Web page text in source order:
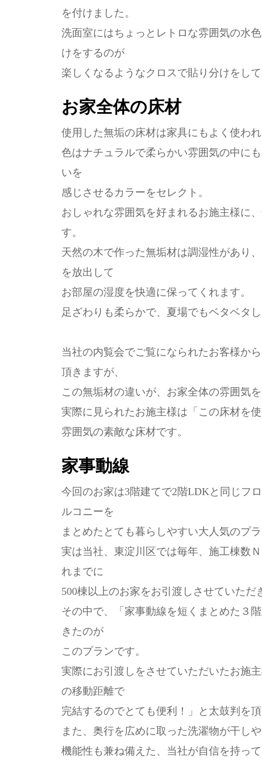
を付けました。
洗面室にはちょっとレトロな雰囲気の水
けをするのが
楽しくなるようなクロスで貼り分けをし
お家全体の床材
使用した無垢の床材は家具にもよく使わ
色はナチュラルで柔らかい雰囲気の中に
いを
感じさせるカラーをセレクト。
おしゃれな雰囲気を好まれるお施主様に
す。
天然の木で作った無垢材は調湿性があり
を放出して
お部屋の湿度を快適に保ってくれます。
足ざわりも柔らかで、夏場でもベタベタ
当社の内覧会でご覧になられたお客様か
頂きますが、
この無垢材の違いが、お家全体の雰囲気
実際に見られたお施主様は「この床材を
雰囲気の素敵な床材です。
家事動線
今回のお家は3階建てで2階LDKと同じフ
ルコニーを
まとめたとても暮らしやすい大人気のプ
実は当社、東淀川区では毎年、施工棟数
れまでに
500棟以上のお家をお引渡しさせていただ
その中で、「家事動線を短くまとめた３
きたのが
このプランです。
実際にお引渡しをさせていただいたお施
の移動距離で
完結するのでとても便利！」と太鼓判を
また、奥行を広めに取った洗濯物が干し
機能性も兼ね備えた、当社が自信を持っ